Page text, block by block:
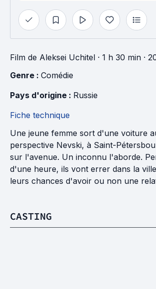
Film de Aleksei Uchitel · 1 h 30 min ·
Genre : Comédie
Pays d'origine : Russie
Fiche technique
Une jeune femme sort d'une voiture
perspective Nevski, à Saint-
sur l'avenue. Un inconnu l'aborde.
d'une heure, ils vont errer dans la
leurs chances d'avoir ou non une
CASTING